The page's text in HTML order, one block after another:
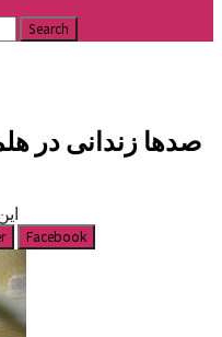
صدها زندانی در
Facebook